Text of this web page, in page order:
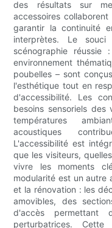
des résultats sur
accessoires
garantir la continuité
interprètes. Le
scénographie
environnement
poubelles – sont
l'esthétique tout en
d'accessibilité. Les
besoins sensoriels
températures
acoustiques
L'accessibilité est
que les visiteurs,
vivre les moments
modularité est un autre
et la rénovation : les
amovibles, des
d'accès permettant
perturbatrices.